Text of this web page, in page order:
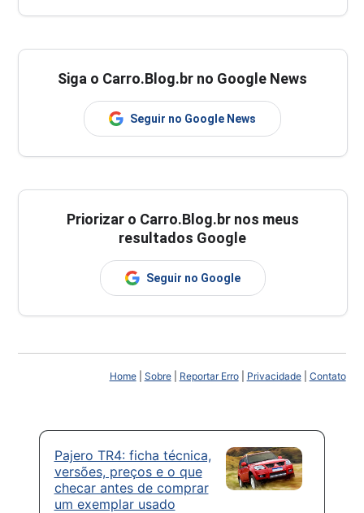
Siga o Carro.Blog.br no Google News
Seguir no Google News
Priorizar o Carro.Blog.br nos meus
resultados Google
Seguir no Google
Home| Sobre| Reportar Erro| Privacidade| Contato
Pajero TR4: ficha técnica,
versões, preços e o que
checar antes de comprar
um exemplar usado